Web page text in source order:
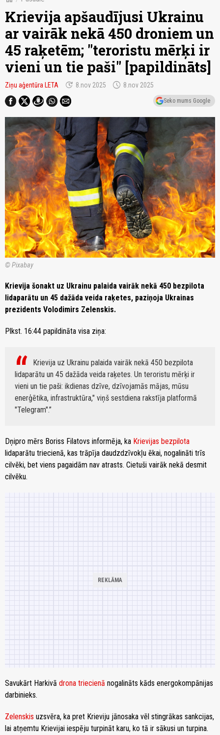
Krievija apšaudījusi Ukrainu
ar vairāk nekā 450 droniem un
45 raķetēm; "teroristu mērķi ir
vieni un tie paši" [papildināts]
Ziņu aģentūra LETA update 8.nov 2025 schedule 8.nov 2025
Seko mums Google
© Pixabay
Krievija šonakt uz Ukrainu palaida vairāk nekā 450 bezpilota
lidaparātu un 45 dažāda veida raķetes, paziņoja Ukrainas
prezidents Volodimirs Zelenskis.
Plkst. 16:44 papildināta visa ziņa:
Krievija uz Ukrainu palaida vairāk nekā 450 bezpilota
lidaparātu un 45 dažāda veida raķetes. Un teroristu mērķi ir
vieni un tie paši: ikdienas dzīve, dzīvojamās mājas, mūsu
enerģētika, infrastruktūra," viņš sestdiena rakstīja platformā
"Telegram".
Dņipro mērs Boriss Filatovs informēja, ka Krievijas bezpilota
lidaparātu triecienā, kas trāpīja daudzdzīvokļu ēkai, nogalināti trīs
cilvēki, bet viens pagaidām nav atrasts. Cietuši vairāk nekā desmit
cilvēku.
Savukārt Harkivā drona triecienā nogalināts kāds energokompānijas
darbinieks.
Zelenskis uzsvēra, ka pret Krieviju jānosaka vēl stingrākas sankcijas,
lai atņemtu Krievijai iespēju turpināt karu, ko tā ir sākusi un turpina.